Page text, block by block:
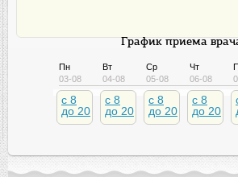
График приема
Пн
03-08
c 8
до 20
Вт
04-08
c 8
до 20
Ср
05-08
c 8
до 20
Чт
06-08
c 8
до 20